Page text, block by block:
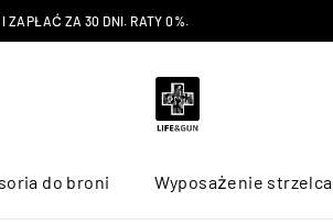
ZAPŁAĆ ZA 30 DNI. RATY 0%.
do broni Wyposażenie strzelca